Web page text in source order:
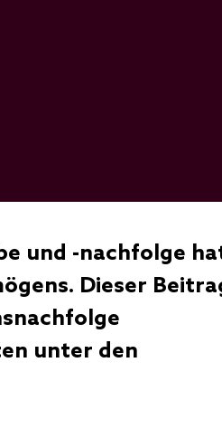
und -nachfolge
Dieser
unter den